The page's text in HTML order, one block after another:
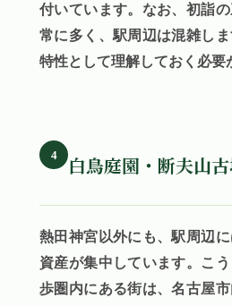
付いています。なお、初詣
常に多く、駅周辺は混雑し
特性として理解しておく必要
4 白鳥庭園・断夫山
熱田神宮以外にも、駅周辺
資産が集中しています。こ
歩圏内にある街は、名古屋